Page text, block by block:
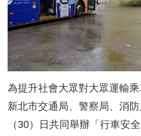
為提升社會大眾對大眾運輸乘
新北市交通局、警察局、消
（30）日共同舉辦「行車安